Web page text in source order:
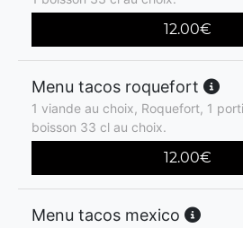
12.00€
Menu tacos roquefort
1 viande au choix, Roquefort, 1
boisson 33 cl au choix.
12.00€
Menu tacos mexico